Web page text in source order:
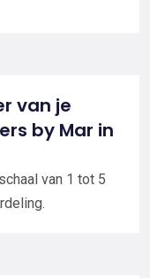
van je
by Mar in
van 1 tot 5